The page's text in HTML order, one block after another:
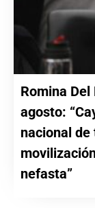
Romina
agosto:
nacional
nefasta”